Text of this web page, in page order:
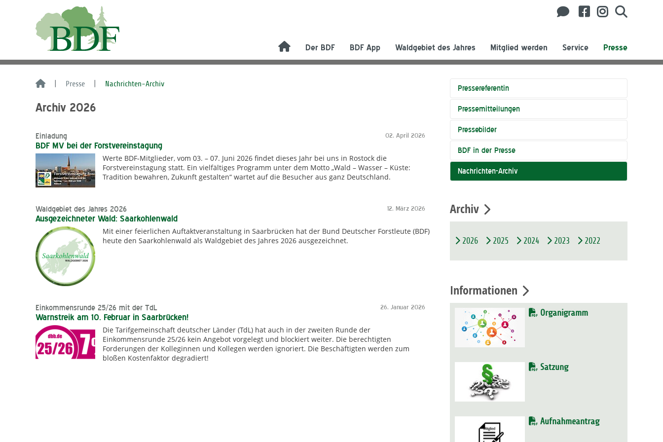
Der BDF BDF App Waldgebiet des Jahres Mitglied werden Service Presse
Presse Nachrichten-Archiv
Archiv 2026
02. April 2026
Einladung
BDF MV bei der Forstvereinstagung
Werte BDF-Mitglieder, vom 03. – 07. Juni 2026 findet dieses Jahr bei uns in Rostock die
Forstvereinstagung statt. Ein vielfältiges Programm unter dem Motto „Wald – Wasser – Küste:
Tradition bewahren, Zukunft gestalten“ wartet auf die Besucher aus ganz Deutschland.
12. März 2026
Waldgebiet des Jahres 2026
Ausgezeichneter Wald: Saarkohlenwald
Mit einer feierlichen Auftaktveranstaltung in Saarbrücken hat der Bund Deutscher Forstleute (BDF)
heute den Saarkohlenwald als Waldgebiet des Jahres 2026 ausgezeichnet.
26. Januar 2026
Einkommensrunde 25/26 mit der TdL
Warnstreik am 10. Februar in Saarbrücken!
Die Tarifgemeinschaft deutscher Länder (TdL) hat auch in der zweiten Runde der
Einkommensrunde 25/26 kein Angebot vorgelegt und blockiert weiter. Die berechtigten
Forderungen der Kolleginnen und Kollegen werden ignoriert. Die Beschäftigten werden zum
bloßen Kostenfaktor degradiert!
Pressereferentin
Pressemitteilungen
Pressebilder
BDF in der Presse
Nachrichten-Archiv
Archiv
2026 2025 2024 2023 2022
Informationen
Organigramm
Satzung
Aufnahmeantrag